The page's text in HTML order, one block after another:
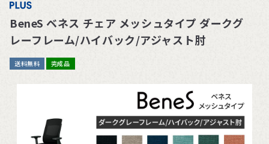
BeneS ベネス チェア メッシュタイプ ダークグ
レーフレーム/ハイバック/アジャスト肘
送料無料 完成品